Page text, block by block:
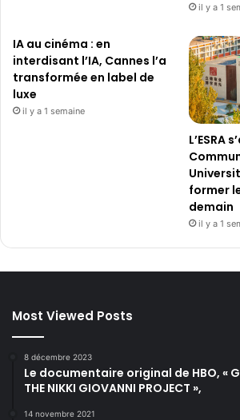
il y a 1
IA au cinéma : en
interdisant l’IA, Cannes l’a
transformée en label de
luxe
il y a 1 semaine
L’ESRA
former
demain
il y a 1
Most Viewed Posts
8 décembre 2023
Le documentaire original de HBO, «
THE NIKKI GIOVANNI PROJECT »,
14 novembre 2021